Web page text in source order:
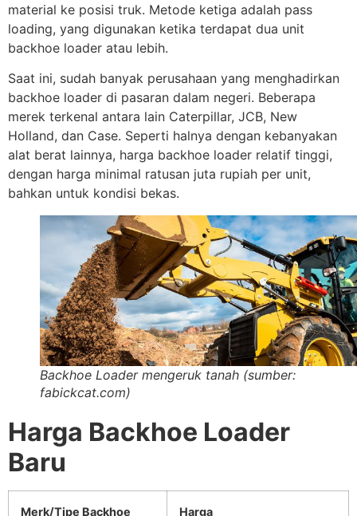
material ke posisi truk. Metode ketiga adalah pass
loading, yang digunakan ketika terdapat dua unit
backhoe loader atau lebih.
Saat ini, sudah banyak perusahaan yang menghadirkan
backhoe loader di pasaran dalam negeri. Beberapa
merek terkenal antara lain Caterpillar, JCB, New
Holland, dan Case. Seperti halnya dengan kebanyakan
alat berat lainnya, harga backhoe loader relatif tinggi,
dengan harga minimal ratusan juta rupiah per unit,
bahkan untuk kondisi bekas.
Backhoe Loader mengeruk tanah (sumber:
fabickcat.com)
Harga Backhoe Loader
Baru
Merk/Tipe Backhoe Harga